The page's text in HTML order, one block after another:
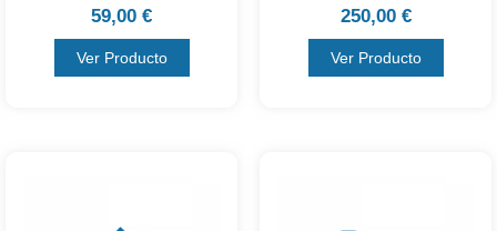
59,00 €
Ver Producto
250,00 €
Ver Producto